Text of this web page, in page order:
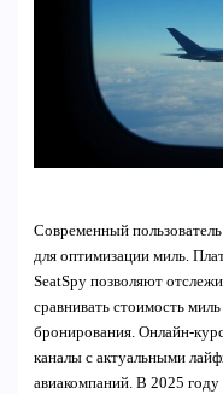
Современный
для оптимизации миль.
SeatSpy позволяют
сравнивать стоимость
бронирования. Онлайн-
каналы с актуальными
авиакомпаний. В 2025 году